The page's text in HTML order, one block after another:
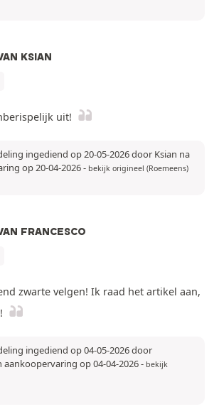
KSIAN
uit!
ingediend op 20-05-2026 door Ksian na
op 20-04-2026- bekijk origineel (Roemeens)
FRANCESCO
zwarte velgen! Ik raad het artikel aan,
ingediend op 04-05-2026 door
aankoopervaring op 04-04-2026- bekijk